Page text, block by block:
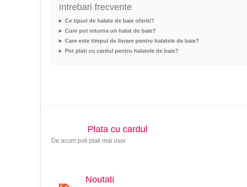
Intrebari frecvente
Ce tipuri de halate de baie oferiti?
Cum pot returna un halat de baie?
Care este timpul de livrare pentru halatele de baie?
Pot plati cu cardul pentru halatele de baie?
Plata cu cardul
De acum poti plati mai usor
Noutati